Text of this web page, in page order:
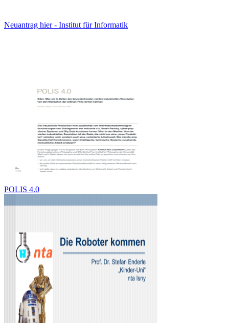
Neuantrag hier - Institut für Informatik
POLIS 4.0